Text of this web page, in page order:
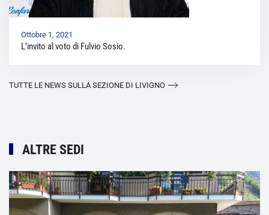
Ottobre 1, 2021
L’invito al voto di Fulvio Sosio.
TUTTE LE NEWS SULLA SEZIONE DI LIVIGNO
ALTRE SEDI